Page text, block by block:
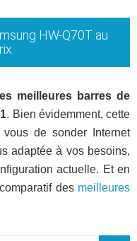
HW-Q70T au
meilleures barres de
. Bien évidemment, cette
de sonder Internet
adaptée à vos besoins,
actuelle. Et en
des meilleures